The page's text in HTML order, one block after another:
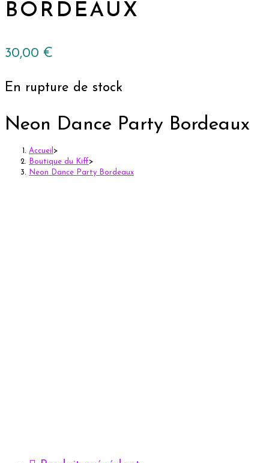
BORDEAUX
30,00 €
En rupture de stock
Neon Dance Party Bordeaux
Accueil >
Boutique du Kiff>
Neon Dance Party Bordeaux